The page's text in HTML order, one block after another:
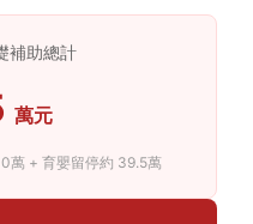
補助總計
萬元
萬 + 育嬰留停約 39.5萬